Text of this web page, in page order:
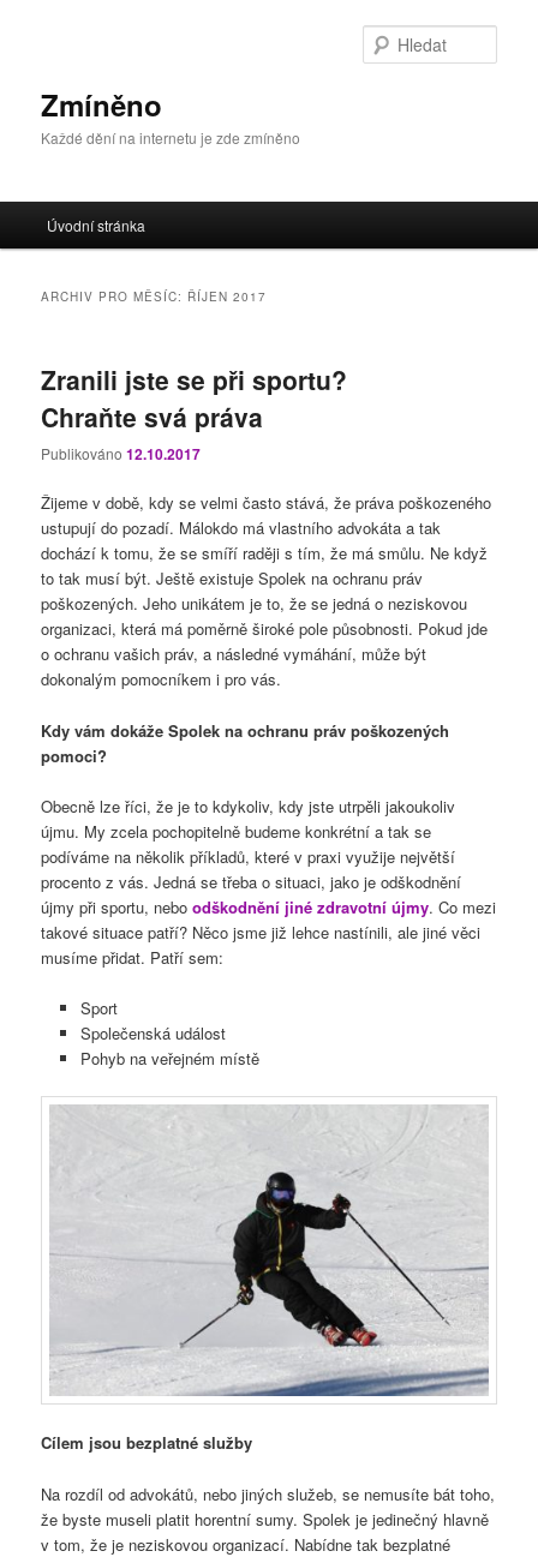
paneluZmíněno
Každé dění na internetu je zde zmíněno
navigační
Úvodní stránka
ARCHIV PRO MĚSÍC: ŘÍJEN 2017
Zranili jste se při sportu?
Chraňte svá práva
Publikováno12.10.2017
Žijeme v době, kdy se velmi často stává, že práva poškozeného
ustupují do pozadí. Málokdo má vlastního advokáta a tak
dochází k tomu, že se smíří raději s tím, že má smůlu. Ne když
to tak musí být. Ještě existuje Spolek na ochranu práv
poškozených. Jeho unikátem je to, že se jedná o neziskovou
organizaci, která má poměrně široké pole působnosti. Pokud jde
o ochranu vašich práv, a následné vymáhání, může být
dokonalým pomocníkem i pro vás.
Kdy vám dokáže Spolek na ochranu práv poškozených
pomoci?
Obecně lze říci, že je to kdykoliv, kdy jste utrpěli jakoukoliv
újmu. My zcela pochopitelně budeme konkrétní a tak se
podíváme na několik příkladů, které v praxi využije největší
procento z vás. Jedná se třeba o situaci, jako je odškodnění
újmy při sportu, neboodškodnění jiné zdravotní újmy. Co mezi
takové situace patří? Něco jsme již lehce nastínili, ale jiné věci
musíme přidat. Patří sem:
Sport
Společenská událost
Pohyb na veřejném místě
Cílem jsou bezplatné služby
Na rozdíl od advokátů, nebo jiných služeb, se nemusíte bát toho,
že byste museli platit horentní sumy. Spolek je jedinečný hlavně
v tom, že je neziskovou organizací. Nabídne tak bezplatné